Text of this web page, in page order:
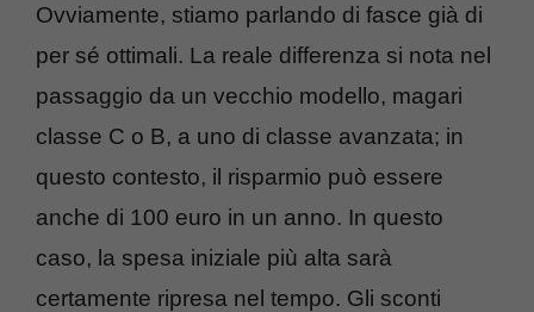
Ovviamente, stiamo parlando di fasce già di
per sé ottimali. La reale differenza si nota nel
passaggio da un vecchio modello, magari
classe C o B, a uno di classe avanzata; in
questo contesto, il risparmio può essere
anche di 100 euro in un anno. In questo
caso, la spesa iniziale più alta sarà
certamente ripresa nel tempo. Gli sconti